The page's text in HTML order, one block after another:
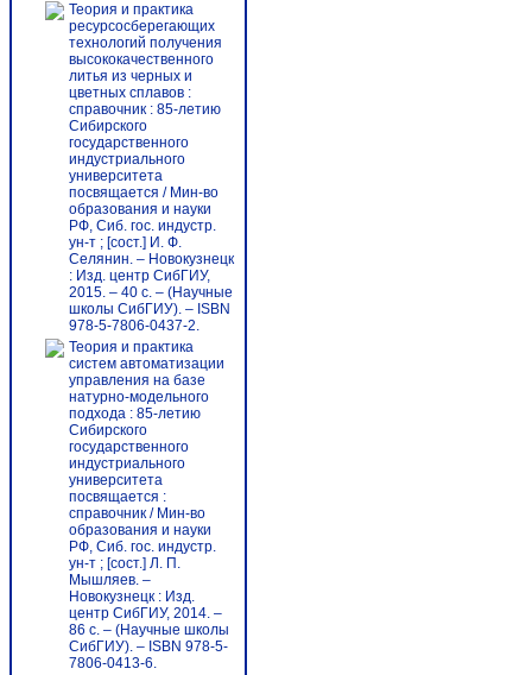
Теория и практика
ресурсосберегающих
технологий получения
высококачественного
литья из черных и
цветных сплавов :
справочник : 85-летию
Сибирского
государственного
индустриального
университета
посвящается / Мин-во
образования и науки
РФ, Сиб. гос. индустр.
ун-т ; [сост.] И. Ф.
Селянин. – Новокузнецк
: Изд. центр СибГИУ,
2015. – 40 с. – (Научные
школы СибГИУ). – ISBN
978-5-7806-0437-2.
Теория и практика
систем автоматизации
управления на базе
натурно-модельного
подхода : 85-летию
Сибирского
государственного
индустриального
университета
посвящается :
справочник / Мин-во
образования и науки
РФ, Сиб. гос. индустр.
ун-т ; [сост.] Л. П.
Мышляев. –
Новокузнецк : Изд.
центр СибГИУ, 2014. –
86 c. – (Научные школы
СибГИУ). – ISBN 978-5-
7806-0413-6.